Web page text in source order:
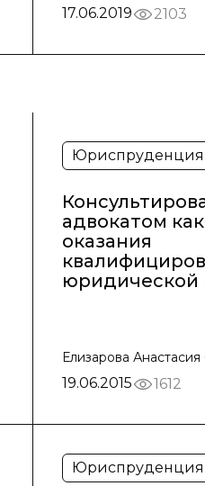
17.06.2019 2103
Юриспруденция
адвокатом
оказания
Елизарова
19.06.2015 1612
Юриспруденция